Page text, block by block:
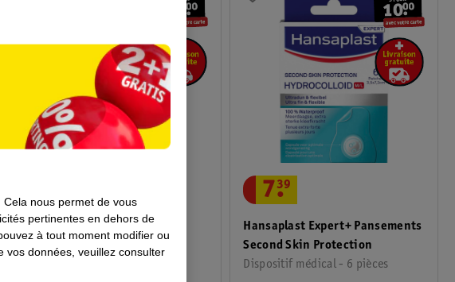
Hansaplast Pansement
Sensitive
Hansaplast Expert+ Pansements
Second Skin Protection
Dispositif médical - 6 pièces
7.
39
Cela nous permet de vous
pertinentes en dehors de
à tout moment modifier ou
vos données, veuillez consulter